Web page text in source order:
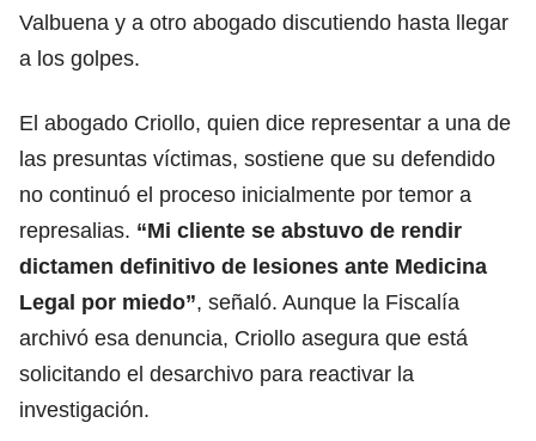
Valbuena y a otro abogado discutiendo hasta llegar
a los golpes.
El abogado Criollo, quien dice representar a una de
las presuntas víctimas, sostiene que su defendido
no continuó el proceso inicialmente por temor a
represalias. “Mi cliente se abstuvo de rendir
dictamen definitivo de lesiones ante Medicina
Legal por miedo”, señaló. Aunque la Fiscalía
archivó esa denuncia, Criollo asegura que está
solicitando el desarchivo para reactivar la
investigación.